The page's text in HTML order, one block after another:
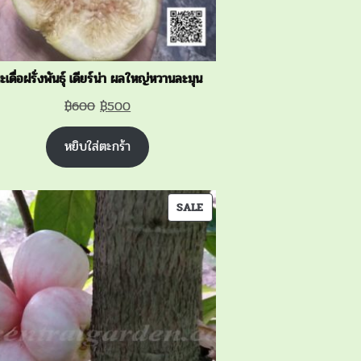
เดื่อฝรั่งพันธุ์ เดียร์น่า ผลใหญ่หวานละมุน
฿600 Original
price
was:
฿600.
฿500Current
price
is:
฿500.
หยิบใส่ตะกร้า
SALEPRODUCT
ON
SALE